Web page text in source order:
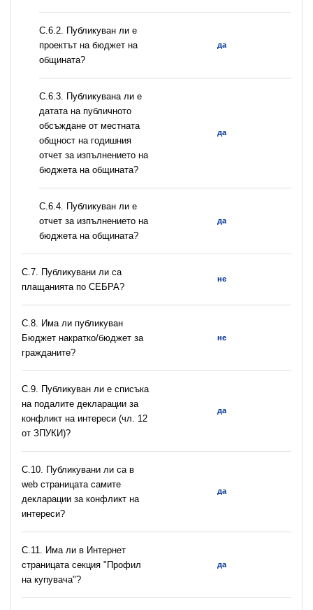
С.6.2. Публикуван ли е
проектът на бюджет на
общината?
да
С.6.3. Публикувана ли е
датата на публичното
обсъждане от местната
общност на годишния
отчет за изпълнението на
бюджета на общината?
да
С.6.4. Публикуван ли е
отчет за изпълнението на
бюджета на общината?
да
С.7. Публикувани ли са
плащанията по СЕБРА?
не
С.8. Има ли публикуван
Бюджет накратко/бюджет за
гражданите?
не
C.9. Публикуван ли е списъка
на подалите декларации за
конфликт на интереси (чл. 12
от ЗПУКИ)?
да
C.10. Публикувани ли са в
web страницата самите
декларации за конфликт на
интереси?
да
C.11. Има ли в Интернет
страницата секция "Профил
на купувача"?
да